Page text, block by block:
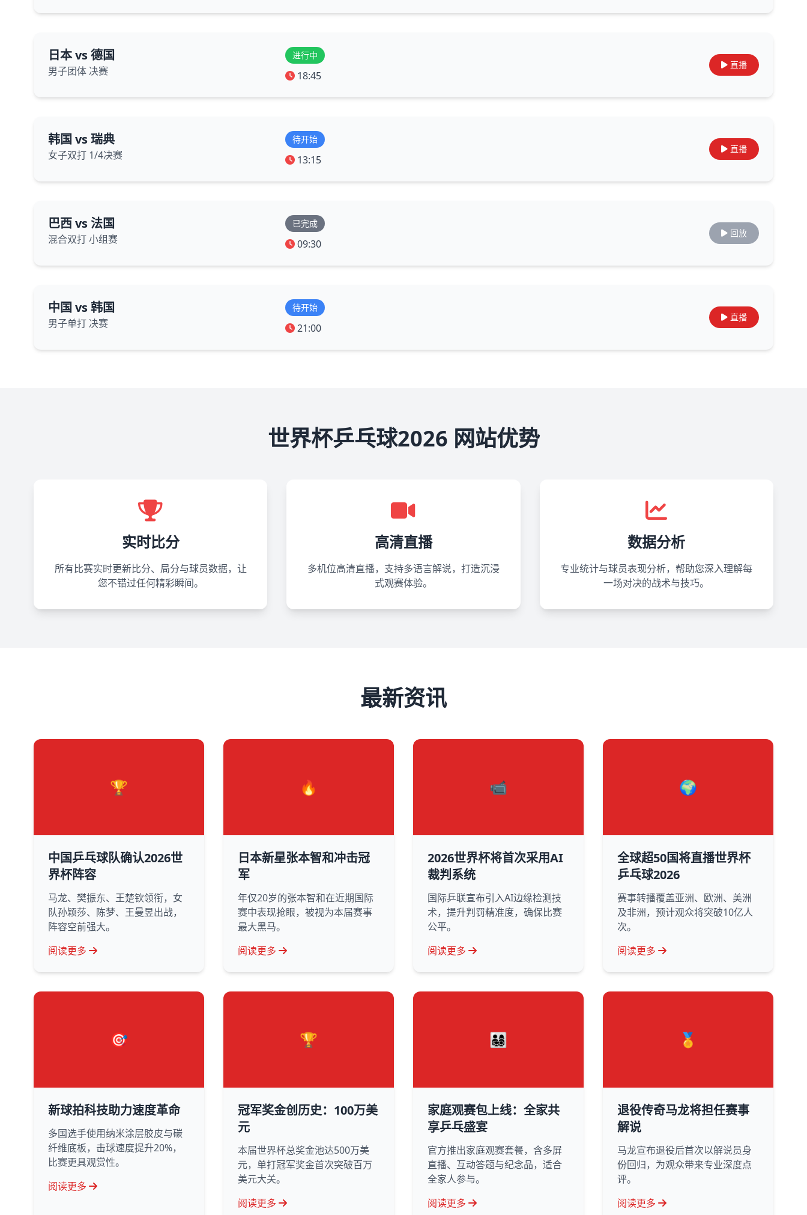
日本 vs 德国
男子团体 决赛
进行中
18:45
直播
韩国 vs 瑞典
女子双打 1/4决赛
待开始
13:15
直播
巴西 vs 法国
混合双打 小组赛
已完成
09:30
回放
中国 vs 韩国
男子单打 决赛
待开始
21:00
直播
世界杯乒乓球2026 网站优势
实时比分
所有比赛实时更新比分、局分与球员数据，让
您不错过任何精彩瞬间。
高清直播
多机位高清直播，支持多语言解说，打造沉浸
式观赛体验。
数据分析
专业统计与球员表现分析，帮助您深入理解每
一场对决的战术与技巧。
最新资讯
🏆
中国乒乓球队确认2026世
界杯阵容
马龙、樊振东、王楚钦领衔，女
队孙颖莎、陈梦、王曼昱出战，
阵容空前强大。
阅读更多
🔥
日本新星张本智和冲击冠
军
年仅20岁的张本智和在近期国际
赛中表现抢眼，被视为本届赛事
最大黑马。
阅读更多
📹
2026世界杯将首次采用AI
裁判系统
国际乒联宣布引入AI边缘检测技
术，提升判罚精准度，确保比赛
公平。
阅读更多
🌍
全球超50国将直播世界杯
乒乓球2026
赛事转播覆盖亚洲、欧洲、美洲
及非洲，预计观众将突破10亿人
次。
阅读更多
🎯
新球拍科技助力速度革命
多国选手使用纳米涂层胶皮与碳
纤维底板，击球速度提升20%，
比赛更具观赏性。
阅读更多
🏆
冠军奖金创历史：100万美
元
本届世界杯总奖金池达500万美
元，单打冠军奖金首次突破百万
美元大关。
阅读更多
👨‍👩‍👧‍👦
家庭观赛包上线：全家共
享乒乓盛宴
官方推出家庭观赛套餐，含多屏
直播、互动答题与纪念品，适合
全家人参与。
阅读更多
🏅
退役传奇马龙将担任赛事
解说
马龙宣布退役后首次以解说员身
份回归，为观众带来专业深度点
评。
阅读更多